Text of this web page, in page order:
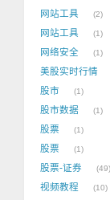
网站工具 2
网站工具 1
网络安全 1
美股实时行情
股市 1
股市数据 1
股票 1
股票 1
股票-证券 49
视频教程 10